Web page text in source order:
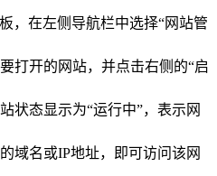
，在左侧导航栏中选择“网站管
打开的网站，并点击右侧的“启
状态显示为“运行中”，表示网
域名或IP地址，即可访问该网